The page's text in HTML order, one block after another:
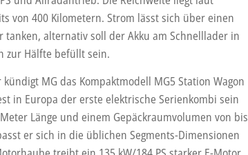
von 400 Kilometern. Strom lässt sich über einen
tanken, alternativ soll der Akku am Schnelllader in
zur Hälfte befüllt sein.
MG das Kompaktmodell MG5 Station Wagon
in Europa der erste elektrische Serienkombi sein
Länge und einem Gepäckraumvolumen von bis
er sich in die üblichen Segments-Dimensionen